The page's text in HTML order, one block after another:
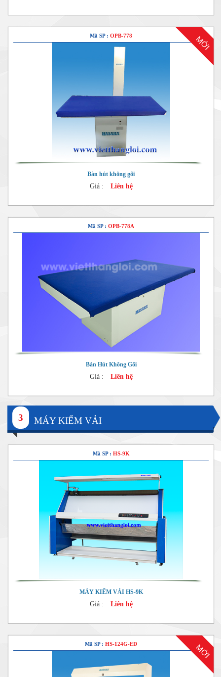
Mã SP : OPB-778 MỚI
Bàn hút không gối
Giá : Liên hệ
Mã SP : OPB-778A
Bàn Hút Không Gối
Giá : Liên hệ
3 MÁY KIỂM VẢI
Mã SP : HS-9K
MÁY KIỂM VẢI HS-9K
Giá : Liên hệ
Mã SP : HS-124G-ED MỚI